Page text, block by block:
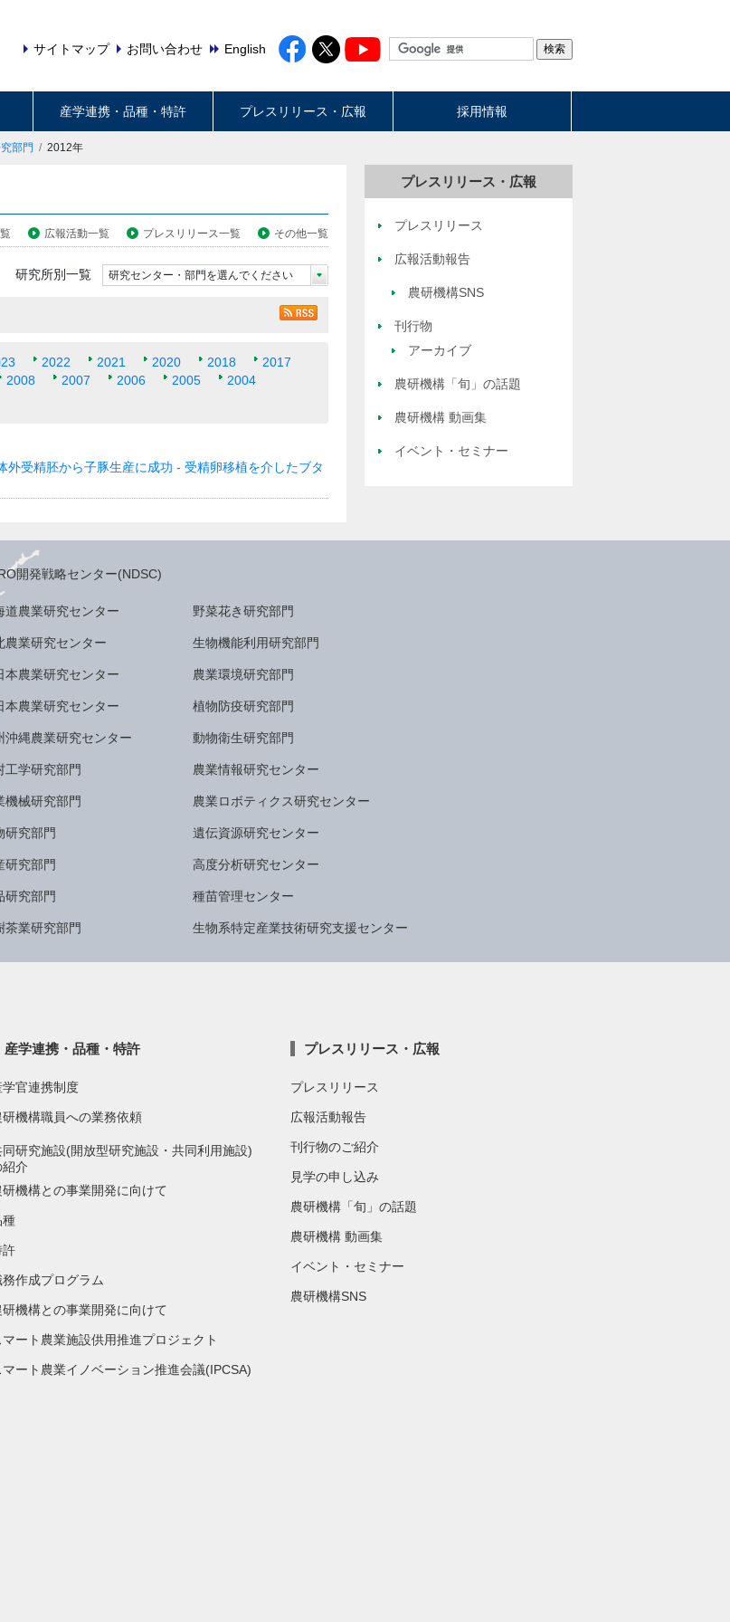
サイトマップ お問い合わせ English
産学連携・品種・特許 プレスリリース・広報 採用情報
部門 2012年
広報活動一覧 プレスリリース一覧 その他一覧
研究所別一覧 研究センター・部門を選んでください
2022 2021 2020 2018
2017
2008 2007 2006 2005
2004
受精胚から子豚生産に成功 - 受精卵移植を介したブタ
プレスリリース・広報
プレスリリース
広報活動報告
農研機構SNS
刊行物
アーカイブ
農研機構「旬」の話題
農研機構 動画集
イベント・セミナー
開発戦略センター(NDSC)
道農業研究センター
農業研究センター
本農業研究センター
本農業研究センター
沖縄農業研究センター
工学研究部門
機械研究部門
研究部門
研究部門
研究部門
茶業研究部門
野菜花き研究部門
生物機能利用研究部門
農業環境研究部門
植物防疫研究部門
動物衛生研究部門
農業情報研究センター
農業ロボティクス研究センター
遺伝資源研究センター
高度分析研究センター
種苗管理センター
生物系特定産業技術研究支援センター
産学連携・品種・特許
学官連携制度
研機構職員への業務依頼
同研究施設(開放型研究施設・共同利用施設)
紹介
研機構との事業開発に向けて
種
許
務作成プログラム
研機構との事業開発に向けて
マート農業施設供用推進プロジェクト
マート農業イノベーション推進会議(IPCSA)
プレスリリース・広報
プレスリリース
広報活動報告
刊行物のご紹介
見学の申し込み
農研機構「旬」の話題
農研機構 動画集
イベント・セミナー
農研機構SNS